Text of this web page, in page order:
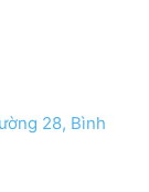
28, Bình